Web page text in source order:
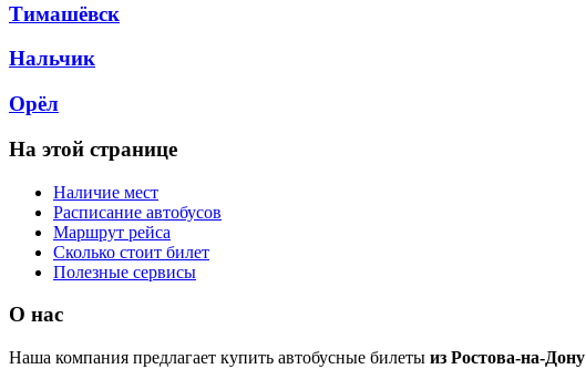
Тимашёвск
Нальчик
Орёл
На этой странице
Наличие мест
Расписание автобусов
Маршрут рейса
Сколько стоит билет
Полезные сервисы
О нас
Наша компания предлагает купить автобусные билеты из Ростова-на-Дону